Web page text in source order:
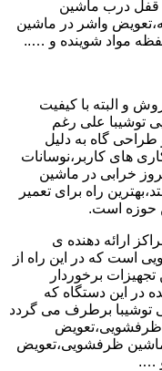
درب ماشین
واشر در ماشین
مواد شوینده و …..
و البته با کیفیت
توشیبا علی رغم
طراحی گاه به دلیل
های کاربر،نوسانات
خرابی در ماشین
راه برای تعمیر
حوزه است.
ارائه دهنده ی
است که در این راه از
برخوردار
در این دستگاه که
توشیبا برطرف می گردد
ماشین ظرفشویی،تعویض
….